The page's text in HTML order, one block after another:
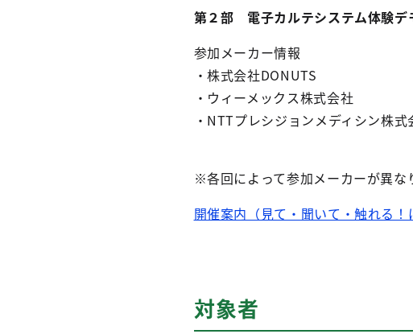
第２部 電子カルテシステム体験デ
参加メーカー情報
・株式会社DONUTS
・ウィーメックス株式会社
・NTTプレシジョンメディシン株式
※各回によって参加メーカーが異な
開催案内（見て・聞いて・触れる
対象者